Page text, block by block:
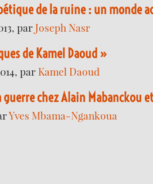
de la ruine : un monde
parJoseph Nasr
de Kamel Daoud »
parKamel Daoud
guerre chez Alain Mabanckou
Yves Mbama-Ngankoua